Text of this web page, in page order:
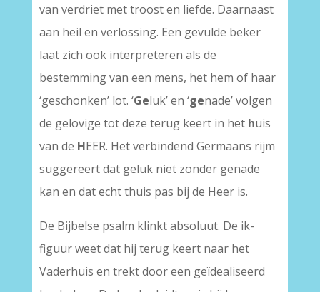
van verdriet met troost en liefde. Daarnaast
aan heil en verlossing. Een gevulde beker
laat zich ook interpreteren als de
bestemming van een mens, het hem of haar
‘geschonken’ lot. ‘Geluk’ en ‘genade’ volgen
de gelovige tot deze terug keert in het huis
van de HEER. Het verbindend Germaans rijm
suggereert dat geluk niet zonder genade
kan en dat echt thuis pas bij de Heer is.
De Bijbelse psalm klinkt absoluut. De ik-
figuur weet dat hij terug keert naar het
Vaderhuis en trekt door een geïdealiseerd